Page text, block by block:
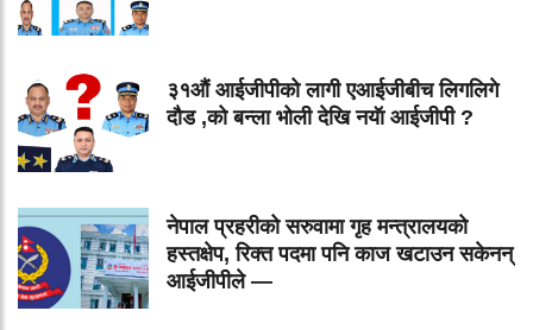
३१औं आईजीपीको लागी एआईजीबीच लिगलिगे
दौड ,को बन्ला भोली देखि नयॅा आईजीपी ?
नेपाल प्रहरीको सरुवामा गृह मन्त्रालयको
हस्तक्षेप, रिक्त पदमा पनि काज खटाउन सकेनन्
आईजीपीले —